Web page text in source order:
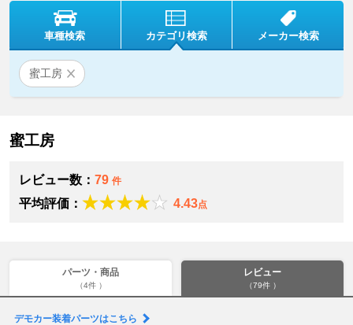
車種検索 カテゴリ検索 メーカー検索
蜜工房
蜜工房
レビュー数： 79 件
平均評価： 4.43点
パーツ・商品
（4件 ）
レビュー
（79件 ）
デモカー装着パーツはこちら